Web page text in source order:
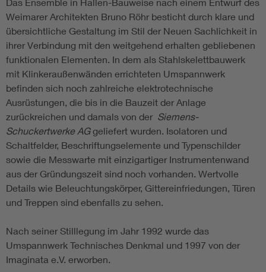
Das Ensemble in Hallen-Bauweise nach einem Entwurf des
Weimarer Architekten Bruno Röhr besticht durch klare und
übersichtliche Gestaltung im Stil der Neuen Sachlichkeit in
ihrer Verbindung mit den weitgehend erhalten gebliebenen
funktionalen Elementen. In dem als Stahlskelettbauwerk
mit Klinkeraußenwänden errichteten Umspannwerk
befinden sich noch zahlreiche elektrotechnische
Ausrüstungen, die bis in die Bauzeit der Anlage
zurückreichen und damals von der Siemens-
Schuckertwerke AGgeliefert wurden. Isolatoren und
Schaltfelder, Beschriftungselemente und Typenschilder
sowie die Messwarte mit einzigartiger Instrumentenwand
aus der Gründungszeit sind noch vorhanden. Wertvolle
Details wie Beleuchtungskörper, Gittereinfriedungen, Türen
und Treppen sind ebenfalls zu sehen.
Nach seiner Stilllegung im Jahr 1992 wurde das
Umspannwerk Technisches Denkmal und 1997 von der
Imaginata e.V. erworben.